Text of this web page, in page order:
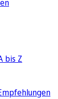
bis Z